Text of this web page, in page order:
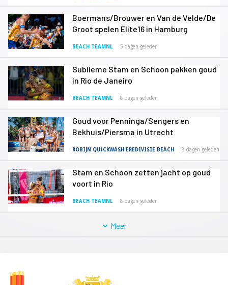
Boermans/Brouwer en Van de Velde/De
Groot spelen Elite16 in Hamburg
BEACH TEAMNL 5 dagen geleden
Sublieme Stam en Schoon pakken goud
in Rio de Janeiro
BEACH TEAMNL 8 dagen geleden
Goud voor Penninga/Sengers en
Bekhuis/Piersma in Utrecht
ROBIJN QUICKWASH EREDIVISIE BEACH 8 dagen geleden
Stam en Schoon zetten jacht op goud
voort in Rio
BEACH TEAMNL 8 dagen geleden
Meer